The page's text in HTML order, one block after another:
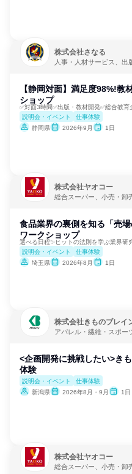
株式会社さなる
人事・人材サービス、出
【静岡対面】満足度98%!教
ショップ
✅対面3時間✅出版・教材開発✅総合教育
説明会・イベント
仕事体験
静岡県
2026年9月 1日
株式会社ヤオコー
総合スーパー、小売・卸
食品業界の裏側を知る「売
ワークショップ
選べる日程✨ヒットの法則を学ぶ業界研
説明会・イベント
仕事体験
埼玉県
2026年8月 1日
株式会社きものブレイ
アパレル・繊維・スポー
<企画開発に挑戦したい>き
体験
説明会・イベント
仕事体験
新潟県
2026年8月・9月 1日
株式会社ヤオコー
総合スーパー、小売・卸